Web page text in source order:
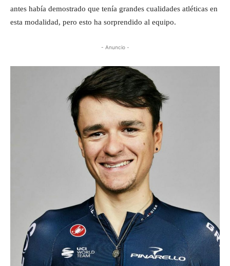
antes había demostrado que tenía grandes cualidades atléticas en
esta modalidad, pero esto ha sorprendido al equipo.
- Anuncio -